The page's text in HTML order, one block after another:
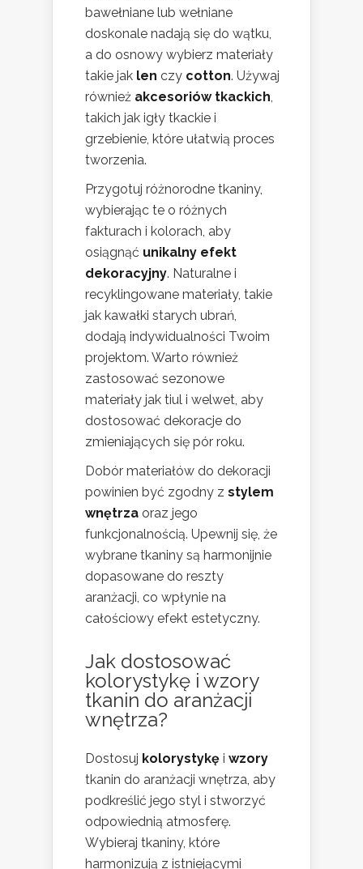
bawełniane lub wełniane
doskonale nadają się do wątku,
a do osnowy wybierz materiały
takie jak len czy cotton. Używaj
również akcesoriów tkackich,
takich jak igły tkackie i
grzebienie, które ułatwią proces
tworzenia.
Przygotuj różnorodne tkaniny,
wybierając te o różnych
fakturach i kolorach, aby
osiągnąć unikalny efekt
dekoracyjny. Naturalne i
recyklingowane materiały, takie
jak kawałki starych ubrań,
dodają indywidualności Twoim
projektom. Warto również
zastosować sezonowe
materiały jak tiul i welwet, aby
dostosować dekoracje do
zmieniających się pór roku.
Dobór materiałów do dekoracji
powinien być zgodny z stylem
wnętrza oraz jego
funkcjonalnością. Upewnij się, że
wybrane tkaniny są harmonijnie
dopasowane do reszty
aranżacji, co wpłynie na
całościowy efekt estetyczny.
Jak dostosować
kolorystykę i wzory
tkanin do aranżacji
wnętrza?
Dostosuj kolorystykę i wzory
tkanin do aranżacji wnętrza, aby
podkreślić jego styl i stworzyć
odpowiednią atmosferę.
Wybieraj tkaniny, które
harmonizują z istniejącymi